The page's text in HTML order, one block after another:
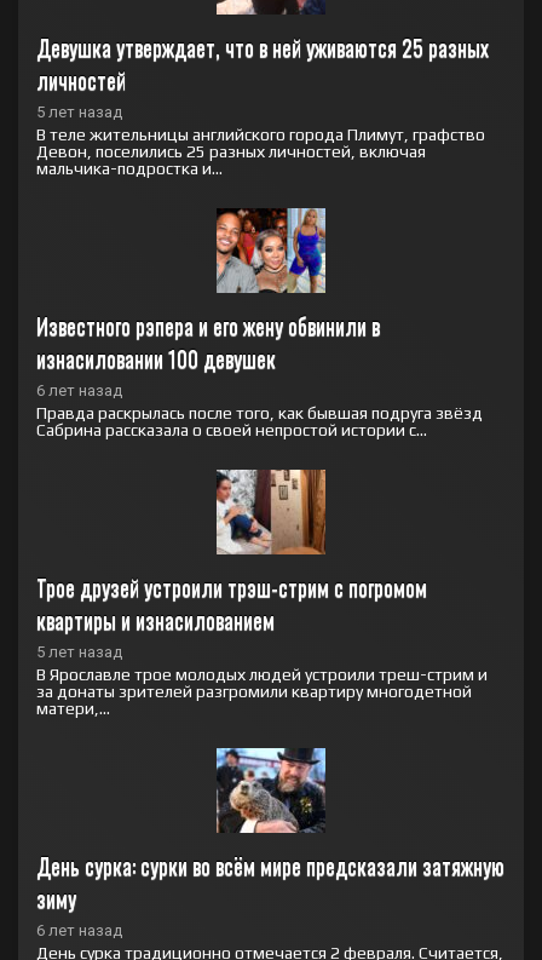
Девушка утверждает, что в ней уживаются 25 разных
личностей
5 лет назад
В теле жительницы английского города Плимут, графство
Девон, поселились 25 разных личностей, включая
мальчика-подростка и...
Известного рэпера и его жену обвинили в
изнасиловании 100 девушек
6 лет назад
Правда раскрылась после того, как бывшая подруга звёзд
Сабрина рассказала о своей непростой истории с...
Трое друзей устроили трэш-стрим с погромом
квартиры и изнасилованием
5 лет назад
В Ярославле трое молодых людей устроили треш-стрим и
за донаты зрителей разгромили квартиру многодетной
матери,...
День сурка: сурки во всём мире предсказали затяжную
зиму
6 лет назад
День сурка традиционно отмечается 2 февраля. Считается,